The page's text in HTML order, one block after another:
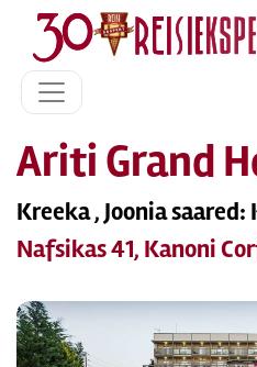
Ariti Grand
Kreeka , Joonia
Nafsikas 41, Kanoni